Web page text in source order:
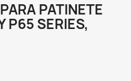
PATINETE
P65 SERIES,